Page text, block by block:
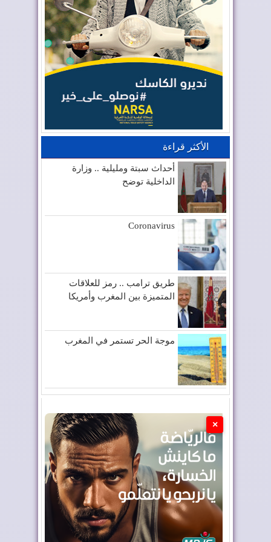
الأكثر قراءة
أحداث سبتة ومليلية .. وزارة
الداخلية توضح
Coronavirus
طريق ترامب .. رمز للعلاقات
المتميزة بين المغرب وأمريكا
موجة الحر تستمر في المغرب
×